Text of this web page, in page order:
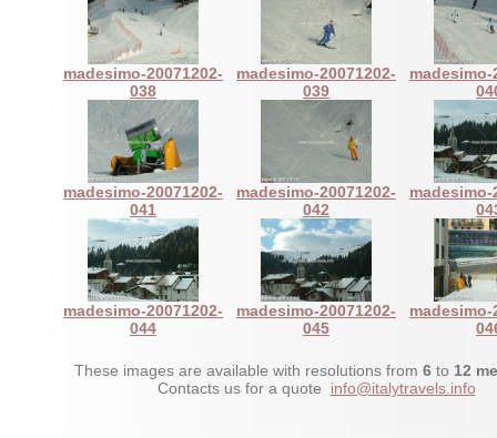
madesimo-20071202-
038
madesimo-20071202-
039
madesimo-
madesimo-20071202-
041
madesimo-20071202-
042
madesimo-
madesimo-20071202-
044
madesimo-20071202-
045
madesimo-
These images are available with resolutions from 6 to 12
Contacts us for a quote info@italytravels.info